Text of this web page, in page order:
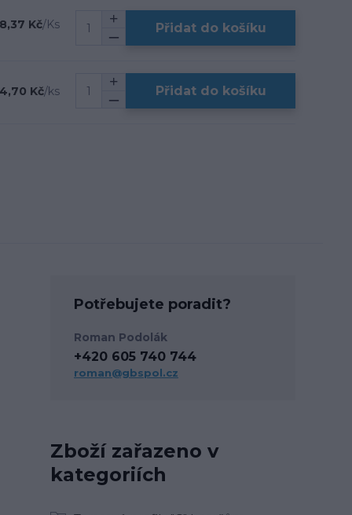
Kč/Ks Přidat do košíku
Kč/ks Přidat do košíku
Zboží zařazeno v
kategoriích
Potřebujete poradit?
Roman Podolák
+420 605 740 744
roman@gbspol.cz